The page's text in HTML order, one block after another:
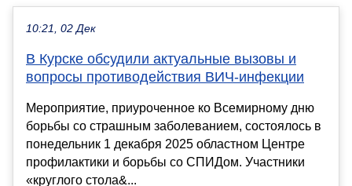
10:21, 02 Дек
В Курске обсудили актуальные вызовы и
вопросы противодействия ВИЧ-инфекции
Мероприятие, приуроченное ко Всемирному дню
борьбы со страшным заболеванием, состоялось в
понедельник 1 декабря 2025 областном Центре
профилактики и борьбы со СПИДом. Участники
«круглого стола&...